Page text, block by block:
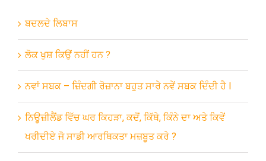
ਬਦਲਦੇ ਲਿਬਾਸ
ਲੋਕ ਖੁਸ਼ ਕਿਉਂ ਨਹੀਂ ਹਨ ?
ਨਵਾਂ ਸਬਕ – ਜ਼ਿੰਦਗੀ ਰੋਜ਼ਾਨਾ ਬਹੁਤ ਸਾਰੇ ਨਵੇਂ ਸਬਕ ਦਿੰਦੀ ਹੈ l
ਨਿਊਜ਼ੀਲੈਂਡ ਵਿੱਚ ਘਰ ਕਿਹੜਾ, ਕਦੋਂ, ਕਿੱਥੇ, ਕਿੰਨੇ ਦਾ ਅਤੇ ਕਿਵੇਂ
ਖਰੀਦੀਏ ਜੋ ਸਾਡੀ ਆਰਥਿਕਤਾ ਮਜ਼ਬੂਤ ਕਰੇ ?